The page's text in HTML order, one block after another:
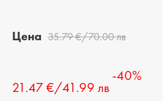
Цена 35.79 €/70.00 лв
21.47 €/41.99 лв
-40%